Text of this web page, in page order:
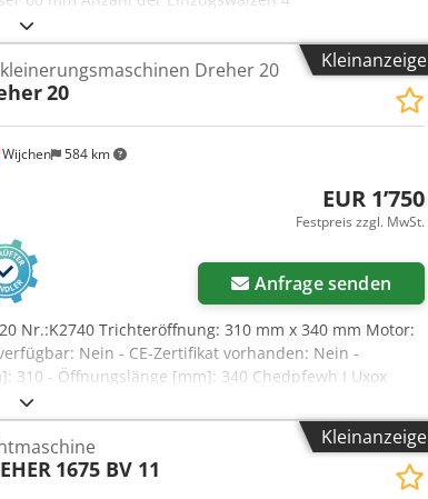
m/min Antriebsleistung 5,0 kW Gewicht 1,4 t
(Type 1675-B11-FQ) Chjdpjzrpu Sefx Aqwoa mit
Walzenstuhlverstellung manuell einzeln,
Abzugshaspel (Type 2350 B-FPS) nicht
Zentralspreizung, pneumatischer
Sensor
Kleinanzeige
584 km
Dreher 20
20
EUR 1’750
Festpreis zzgl. MwSt.
Anfrage senden
Nr.:K2740 Trichteröffnung: 310 mm x 340 mm Motor:
Nein - CE-Zertifikat vorhanden: Nein -
- Öffnungslänge [mm]: 340 Chedpfewh I Uxox
angegebene Preis versteht sich zzgl.
Mehrwertsteuer abzugsfähig für Unternehmer
alles aus dem Industriebereich Yorick DiebelsKleinanzeige
1675 BV 11